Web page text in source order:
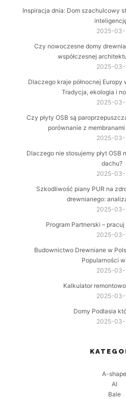
Inspiracja dnia: Dom szachulcowy
2025-03-
Czy nowoczesne domy
współczesnej
2025-03-
Dlaczego kraje północnej
Tradycja, ekologia i
2025-03-
Czy płyty OSB są
porównanie z
2025-03-
Dlaczego nie stosujemy płyt
dachu?
2025-03-
Szkodliwość piany PUR na
drewnianego:
2025-03-
Program Partnerski –
2025-03-
Budownictwo Drewniane w
Popularności
2025-03-
Kalkulator
2025-03-
Domy Podlasia
2025-03-
A-shape
AI
Bale